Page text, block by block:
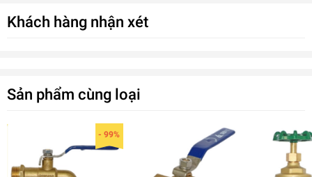
Kích thước: DN50-DN300 mm
Áp suất làm việc: 1.0MPa - 1.6 MPa
Khách hàng nhận xét
Sản phẩm cùng loại
- 99%